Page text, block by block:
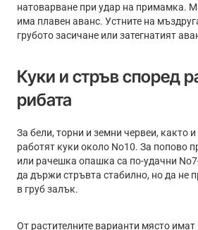
натоварване при удар на примамка.
има плавен аванс. Устните на
грубото засичане или затегнатият
Куки и стръв според
рибата
За бели, торни и земни червеи, както
работят куки около No10. За попово
или рачешка опашка са по-удачни
да държи стръвта стабилно, но да не
в груб залък.
От растителните варианти място имат